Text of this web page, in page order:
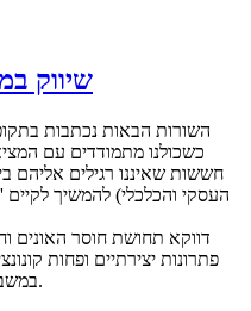
שיווק
השורות הבאות נכתבות
חששות שאיננו רגילים אליהם
העסקי והכלכלי) להמשיך
דווקא תחושת חוסר האונים
פתרונות יצירתיים ופחות
במשבר, להעז, לנסות, להיכשל – וגם להצליח.